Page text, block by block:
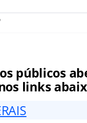
públicos
links